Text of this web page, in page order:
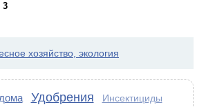
3
хозяйство, экология
Удобрения
Инсектициды